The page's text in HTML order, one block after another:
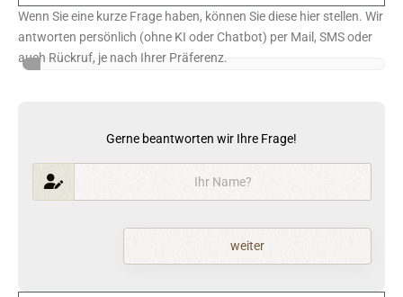
Wenn Sie eine kurze Frage haben, können Sie diese hier stellen. Wir
antworten persönlich (ohne KI oder Chatbot) per Mail, SMS oder
auch Rückruf, je nach Ihrer Präferenz.
Gerne beantworten wir Ihre Frage!
weiter